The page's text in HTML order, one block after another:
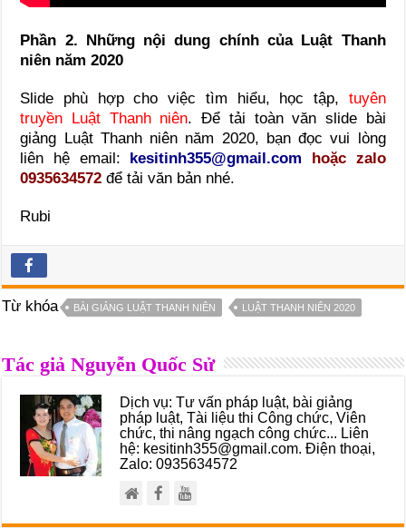
Phần 2. Những nội dung chính của Luật Thanh
niên năm 2020
Slide phù hợp cho việc tìm hiểu, học tập, tuyên
truyền Luật Thanh niên. Để tải toàn văn slide bài
giảng Luật Thanh niên năm 2020, bạn đọc vui lòng
liên hệ email: kesitinh355@gmail.com
hoặc zalo
0935634572để tải văn bản nhé.
Rubi
Từ khóa BÀI GIẢNG LUẬT THANH NIÊN LUẬT THANH NIÊN 2020
Tác giả Nguyễn Quốc Sử
Dịch vụ: Tư vấn pháp luật, bài giảng
pháp luật, Tài liệu thi Công chức, Viên
chức, thi nâng ngạch công chức... Liên
hệ: kesitinh355@gmail.com. Điện thoại,
Zalo: 0935634572